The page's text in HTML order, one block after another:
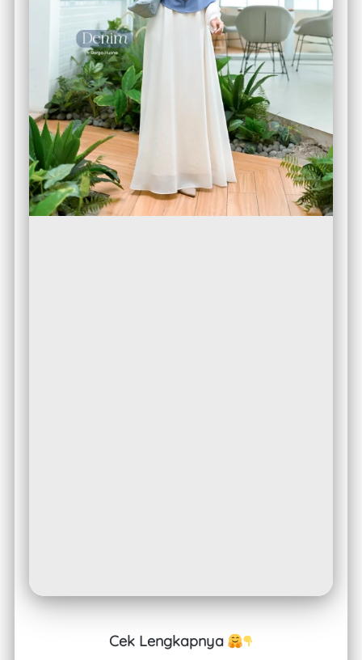
Cek Lengkapnya